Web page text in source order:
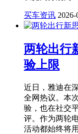
买车资讯 2026-
两轮出行
验上限
近日，雅迪在
全网热议。本
验，也在社交
评。作为两轮
活动都始终将